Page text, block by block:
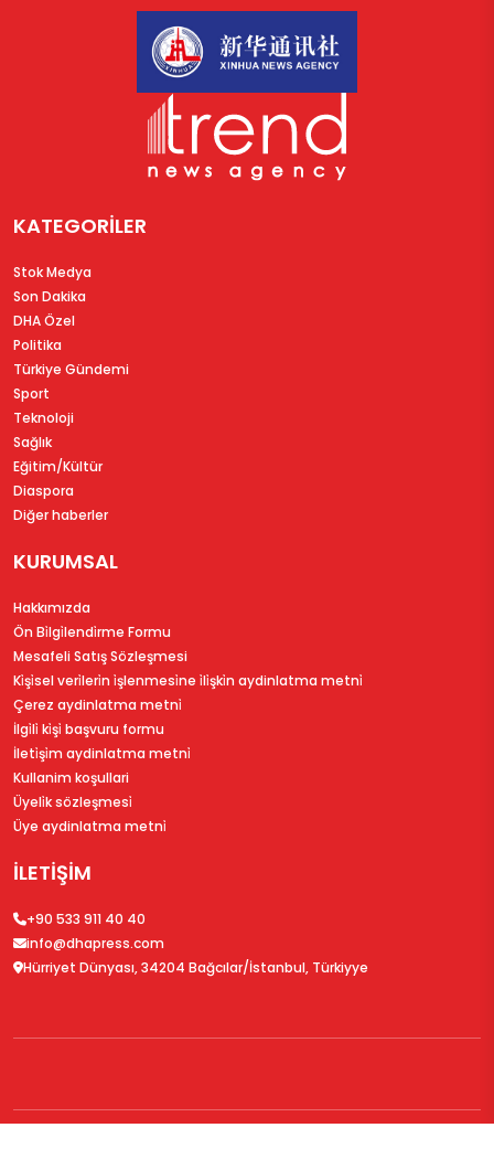
KATEGORİLER
Stok Medya
Son Dakika
DHA Özel
Politika
Türkiye Gündemi
Sport
Teknoloji
Sağlık
Eğitim/Kültür
Diaspora
Diğer haberler
KURUMSAL
Hakkımızda
Ön Bi̇lgi̇lendi̇rme Formu
Mesafeli Satış Sözleşmesi
Ki̇şi̇sel veri̇leri̇n i̇şlenmesi̇ne i̇li̇şki̇n aydinlatma metni̇
Çerez aydinlatma metni̇
İlgi̇li̇ ki̇şi̇ başvuru formu
İleti̇şi̇m aydinlatma metni̇
Kullanim koşullari
Üyeli̇k sözleşmesi̇
Üye aydinlatma metni̇
İLETİŞİM
+90 533 911 40 40
info@dhapress.com
Hürriyet Dünyası, 34204 Bağcılar/İstanbul, Türkiyye